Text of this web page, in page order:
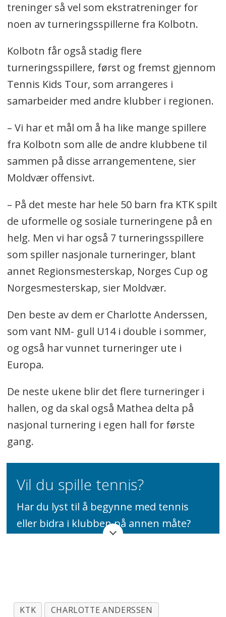
treninger så vel som ekstratreninger for
noen av turneringsspillerne fra Kolbotn.
Kolbotn får også stadig flere
turneringsspillere, først og fremst gjennom
Tennis Kids Tour, som arrangeres i
samarbeider med andre klubber i regionen.
– Vi har et mål om å ha like mange spillere
fra Kolbotn som alle de andre klubbene til
sammen på disse arrangementene, sier
Moldvær offensivt.
– På det meste har hele 50 barn fra KTK spilt
de uformelle og sosiale turneringene på en
helg. Men vi har også 7 turneringsspillere
som spiller nasjonale turneringer, blant
annet Regionsmesterskap, Norges Cup og
Norgesmesterskap, sier Moldvær.
Den beste av dem er Charlotte Anderssen,
som vant NM- gull U14 i double i sommer,
og også har vunnet turneringer ute i
Europa.
De neste ukene blir det flere turneringer i
hallen, og da skal også Mathea delta på
nasjonal turnering i egen hall for første
gang.
Vil du spille tennis?
Har du lyst til å begynne med tennis
eller bidra i klubben på annen måte?
KTK CHARLOTTE ANDERSSEN